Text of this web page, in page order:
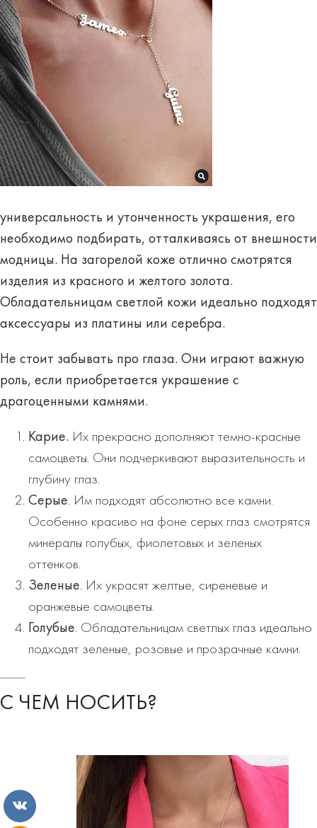
универсальность и утонченность украшения, его
необходимо подбирать, отталкиваясь от внешности
модницы. На загорелой коже отлично смотрятся
изделия из красного и желтого золота.
Обладательницам светлой кожи идеально подходят
аксессуары из платины или серебра.
Не стоит забывать про глаза. Они играют важную
роль, если приобретается украшение с
драгоценными камнями.
Карие. Их прекрасно дополняют темно-красные
самоцветы. Они подчеркивают выразительность и
глубину глаз.
Серые. Им подходят абсолютно все камни.
Особенно красиво на фоне серых глаз смотрятся
минералы голубых, фиолетовых и зеленых
оттенков.
Зеленые. Их украсят желтые, сиреневые и
оранжевые самоцветы.
Голубые. Обладательницам светлых глаз идеально
подходят зеленые, розовые и прозрачные камни.
С ЧЕМ НОСИТЬ?